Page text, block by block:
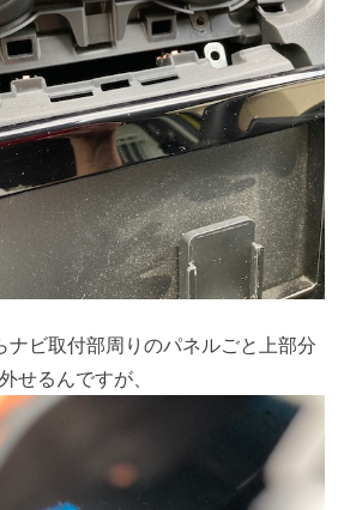
ナビ取付部周りのパネルごと上部分
せるんですが、